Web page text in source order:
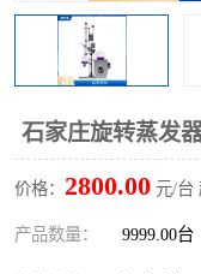
石家庄旋转蒸发
价格： 2800.00 元/台
产品数量： 9999.00台